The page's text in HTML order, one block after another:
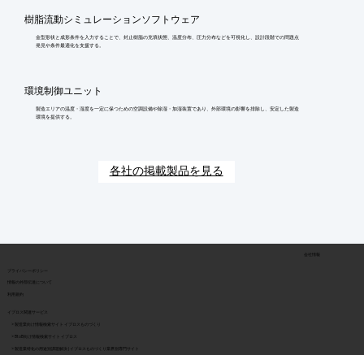
樹脂流動シミュレーションソフトウェア
金型形状と成形条件を入力することで、封止樹脂の充填状態、温度分布、圧力分布などを可視化し、設計段階での問題点
発見や条件最適化を支援する。
環境制御ユニット
製造エリアの温度・湿度を一定に保つための空調設備や除湿・加湿装置であり、外部環境の影響を排除し、安定した製造
環境を提供する。
各社の掲載製品を見る
​プライバシーポリシー
​情報の外部伝達について
利用規約
会社情報
イプロス関連サービス
> 製造業向け情報検索サイト イプロスものづくり
> BtoB向け情報検索サイト イプロス
> 製造業特化の用途別課題解決 | イプロスものづくり業界別専門サイト